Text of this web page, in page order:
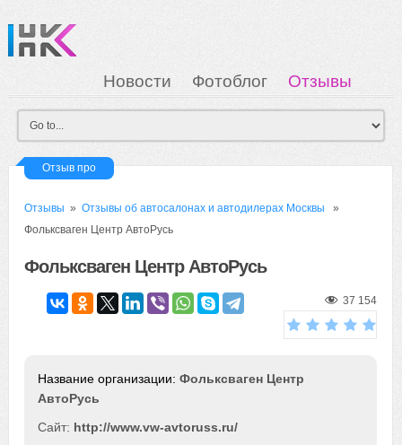
Новости Фотоблог
Отзывы
Загрузка
Мои Картинки Вход
Отзыв про
Отзывы »Отзывы об автосалонах и автодилерах Москвы »
Фольксваген Центр АвтоРусь
Фольксваген Центр АвтоРусь
37 154
Фольксваген Центр
АвтоРусь
Сайт: http://www.vw-avtoruss.ru/